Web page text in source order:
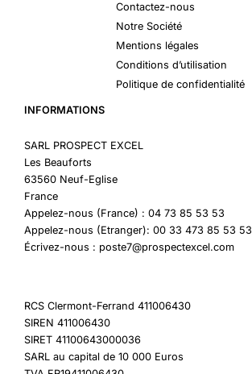
Contactez-nous
Notre Société
Mentions légales
Conditions d’utilisation
Politique de confidentialité
INFORMATIONS
SARL PROSPECT EXCEL
Les Beauforts
63560 Neuf-Eglise
France
Appelez-nous (France) : 04 73 85 53 53
Appelez-nous (Etranger): 00 33 473 85 53 53
Écrivez-nous : poste7@prospectexcel.com
RCS Clermont-Ferrand 411006430
SIREN 411006430
SIRET 41100643000036
SARL au capital de 10 000 Euros